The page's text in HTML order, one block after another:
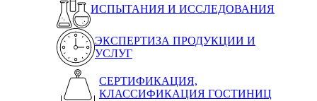
ИСПЫТАНИЯ И ИССЛЕДОВАНИЯ
ЭКСПЕРТИЗА ПРОДУКЦИИ И
УСЛУГ
СЕРТИФИКАЦИЯ,
КЛАССИФИКАЦИЯ ГОСТИНИЦ